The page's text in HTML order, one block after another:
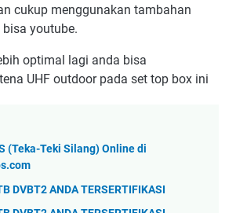
cukup menggunakan tambahan
youtube.
optimal lagi anda bisa
UHF outdoor pada set top box ini
(Teka-Teki Silang) Online di
DVBT2 ANDA TERSERTIFIKASI